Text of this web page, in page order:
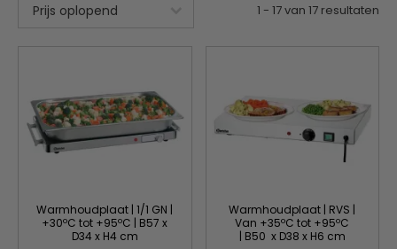
1 - 17van 17 resultaten
Warmhoudplaat | 1/1 GN |
+30ºC tot +95ºC | B57 x
D34 x H4 cm
Warmhoudplaat | RVS |
Van +35ºC tot +95ºC
| B50 x D38 x H6 cm